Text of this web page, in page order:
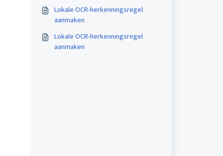
Lokale OCR-herkenningsregel
aanmaken
Lokale OCR-herkenningsregel
aanmaken